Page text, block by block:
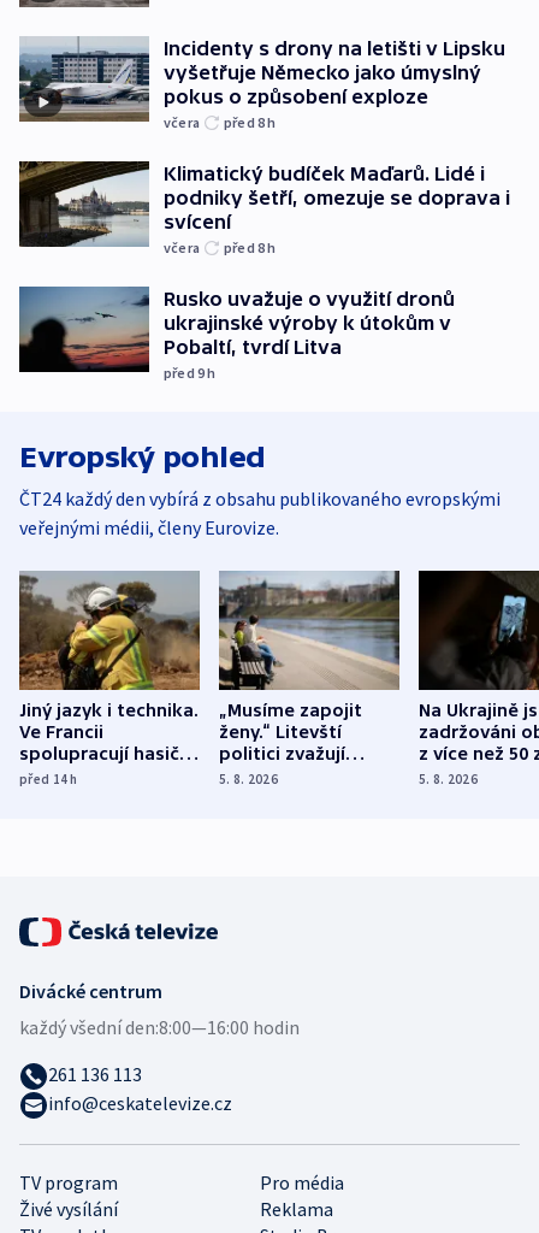
Incidenty s drony na letišti v Lipsku
vyšetřuje Německo jako úmyslný
pokus o způsobení exploze
včera před 8h
Klimatický budíček Maďarů. Lidé i
podniky šetří, omezuje se doprava i
svícení
včera před 8h
Rusko uvažuje o využití dronů
ukrajinské výroby k útokům v
Pobaltí, tvrdí Litva
před 9h
Evropský pohled
ČT24 každý den vybírá z obsahu publikovaného evropskými
veřejnými médii, členy Eurovize.
Jiný jazyk i technika.
Ve Francii
spolupracují hasiči z
různých zemí
před 14h
„Musíme zapojit
ženy.“ Litevští
politici zvažují
dohodu o
5. 8. 2026
Na Ukrajině
zadržováni
z více než 50
Bojovali na
5. 8. 2026
TV program
Pro média
Živé vysílání
Reklama
Divácké centrum
každý všední den:8:00—16:00 hodin
261 136 113
info@ceskatelevize.cz